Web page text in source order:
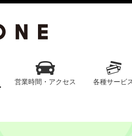
営業時間・アクセス 各種サービ